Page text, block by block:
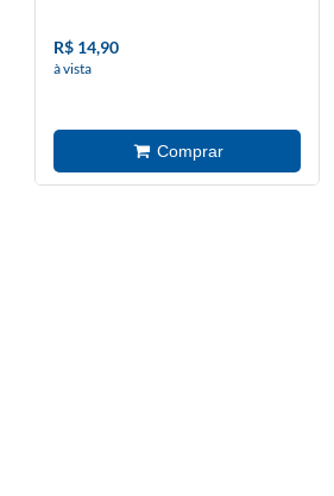
R$ 14,90
à vista